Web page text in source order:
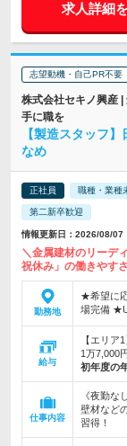
求人詳細
志望動機・自己PR不要
株式会社セキノ興産
手に職を
【製造スタッフ
なめ
正社員 職種・業種
第二新卒歓迎
情報更新日：2026/08/
＼金属建材のリーデ
祝休み」の働きやす
勤務地
★希望に
場完備
給与
【エリア
1万7,000
初年度の
仕事内容
《夜勤な
壁材など
習得！